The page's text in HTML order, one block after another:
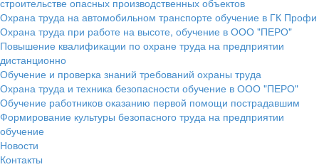
Охрана труда на автомобильном транспорте обучение в ГК Профи
Охрана труда при работе на высоте, обучение в ООО "ПЕРО"
Повышение квалификации по охране труда на предприятии
дистанционно
Обучение и проверка знаний требований охраны труда
Охрана труда и техника безопасности обучение в ООО "ПЕРО"
Обучение работников оказанию первой помощи пострадавшим
Формирование культуры безопасного труда на предприятии
обучение
Новости
Контакты